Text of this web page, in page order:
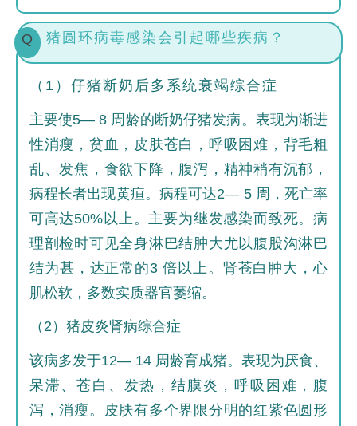
Q 猪圆环病毒感染会引起哪些疾病？
（1）仔猪断奶后多系统衰竭综合症
主要使5— 8 周龄的断奶仔猪发病。表现为渐进
性消瘦，贫血，皮肤苍白，呼吸困难，背毛粗
乱、发焦，食欲下降，腹泻，精神稍有沉郁，
病程长者出现黄疸。病程可达2— 5 周，死亡率
可高达50%以上。主要为继发感染而致死。病
理剖检时可见全身淋巴结肿大尤以腹股沟淋巴
结为甚，达正常的3 倍以上。肾苍白肿大，心
肌松软，多数实质器官萎缩。
（2）猪皮炎肾病综合症
该病多发于12— 14 周龄育成猪。表现为厌食、
呆滞、苍白、发热，结膜炎，呼吸困难，腹
泻，消瘦。皮肤有多个界限分明的红紫色圆形